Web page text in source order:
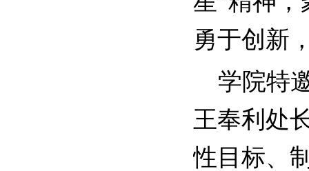
勇于创新
学院特
王奉利处
性目标、